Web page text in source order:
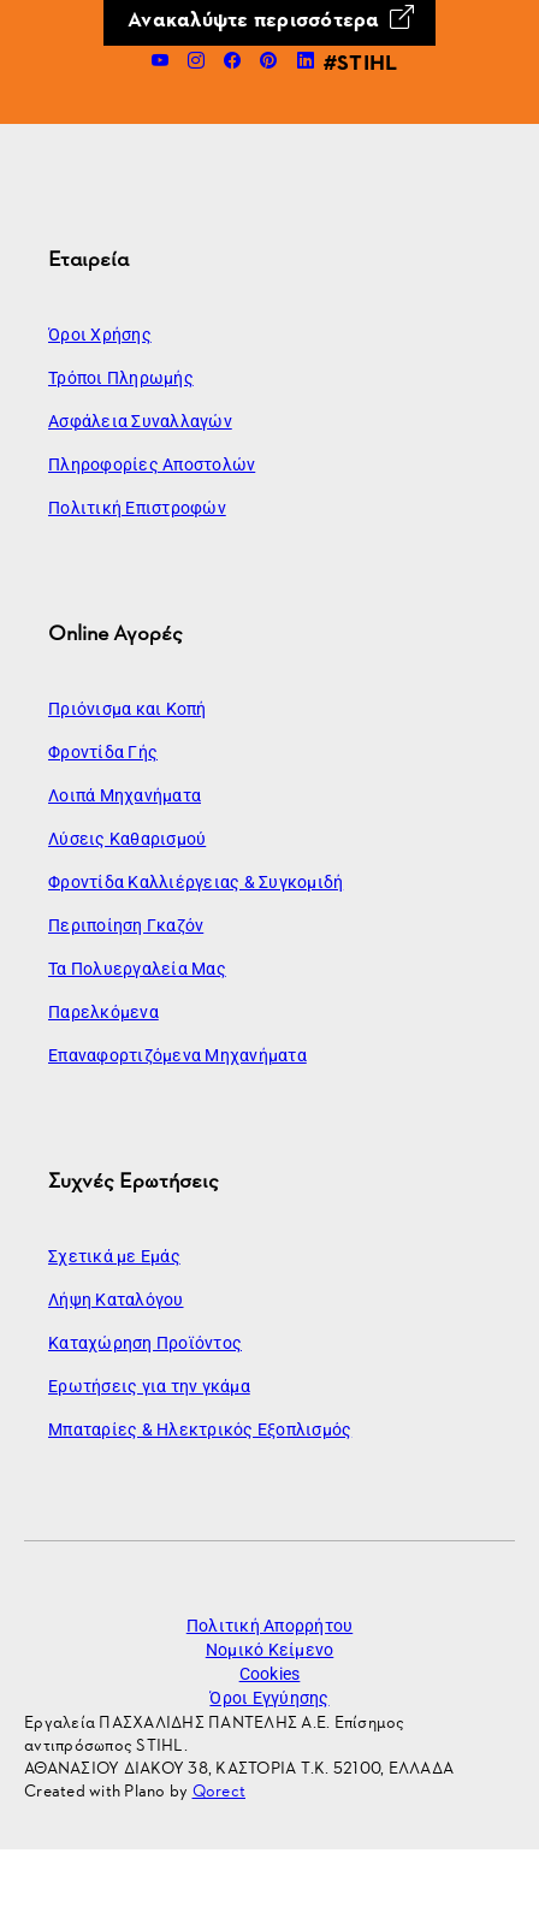
Ανακαλύψτε περισσότερα
#STIHL
Εταιρεία
Όροι Χρήσης
Τρόποι Πληρωμής
Ασφάλεια Συναλλαγών
Πληροφορίες Αποστολών
Πολιτική Επιστροφών
Online Αγορές
Πριόνισμα και Κοπή
Φροντίδα Γής
Λοιπά Μηχανήματα
Λύσεις Καθαρισμού
Φροντίδα Καλλιέργειας & Συγκομιδή
Περιποίηση Γκαζόν
Τα Πολυεργαλεία Μας
Παρελκόμενα
Επαναφορτιζόμενα Μηχανήματα
Συχνές Ερωτήσεις
Σχετικά με Εμάς
Λήψη Καταλόγου
Καταχώρηση Προϊόντος
Ερωτήσεις για την γκάμα
Μπαταρίες & Ηλεκτρικός Εξοπλισμός
Πολιτική Απορρήτου
Νομικό Κείμενο
Cookies
Όροι Εγγύησης
Εργαλεία ΠΑΣΧΑΛΙΔΗΣ ΠΑΝΤΕΛΗΣ Α.Ε. Επίσημος
αντιπρόσωπος STIHL.
ΑΘΑΝΑΣΙΟΥ ΔΙΑΚΟΥ 38, ΚΑΣΤΟΡΙΑ Τ.Κ. 52100, ΕΛΛΑΔΑ
Created with Plano by Qorect